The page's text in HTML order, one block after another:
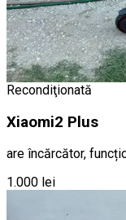
Recondiţionată
Xiaomi2 Plus
are încărcător,
1.000 lei